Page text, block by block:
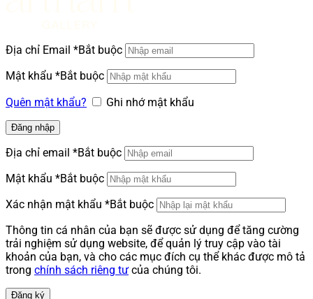
Địa chỉ Email *Bắt buộc
Mật khẩu *Bắt buộc
Quên mật khẩu?
Ghi nhớ mật khẩu
Đăng nhập
Địa chỉ email *Bắt buộc
Mật khẩu *Bắt buộc
Xác nhận mật khẩu *Bắt buộc
Thông tin cá nhân của bạn sẽ được sử dụng để tăng cường
trải nghiệm sử dụng website, để quản lý truy cập vào tài
khoản của bạn, và cho các mục đích cụ thể khác được mô tả
trong chính sách riêng tư của chúng tôi.
Đăng ký